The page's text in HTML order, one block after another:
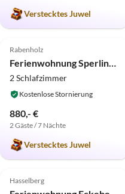
Verstecktes Juwel
Top-Inserat
5.0 (12)
Rabenholz
2 Schlafzimmer
Kostenlose Stornierung
880,- €
2 Gäste / 7 Nächte
Verstecktes Juwel
4.8 (2)
Hasselberg